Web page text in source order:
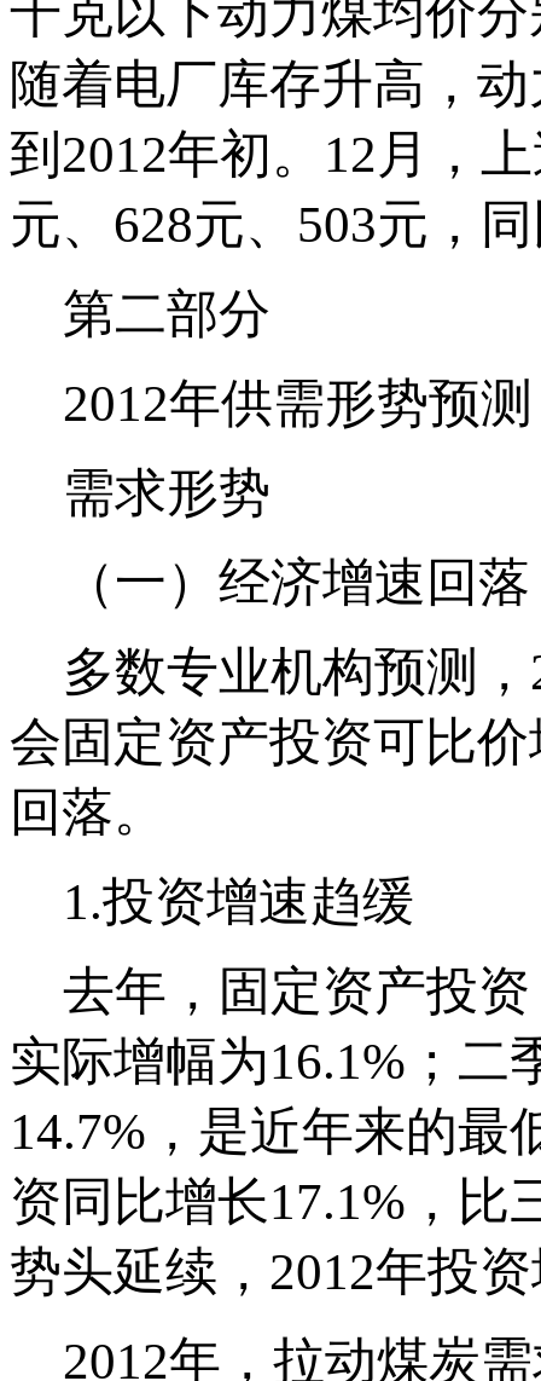
千克以下动力煤均价
随着电厂库存升高，
到2012年初。12月，
元、628元、503元，
第二部分
2012年供需形势预测
需求形势
（一）经济增速回落
多数专业机构预测，
会固定资产投资可比
回落。
1.投资增速趋缓
去年，固定资产投资
实际增幅为16.1%；二
14.7%，是近年来的
资同比增长17.1%，比
势头延续，2012年投
2012年，拉动煤炭